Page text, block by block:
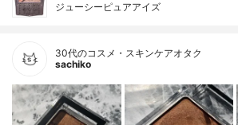
ジューシーピュアアイズ
30代のコスメ・スキンケアオタク
sachiko